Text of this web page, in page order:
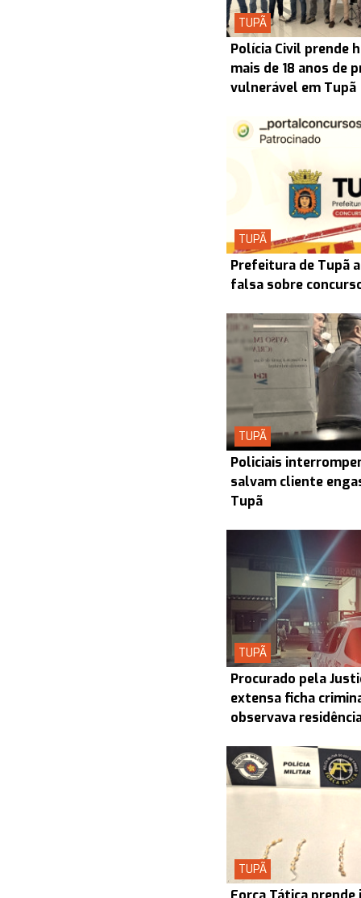
TUPÃ
Polícia Civil prende
mais de 18 anos de
vulnerável em Tupã
TUPÃ
Prefeitura de Tupã
falsa sobre
TUPÃ
Policiais
salvam cliente
Tupã
TUPÃ
Procurado pela
extensa ficha
observava
TUPÃ